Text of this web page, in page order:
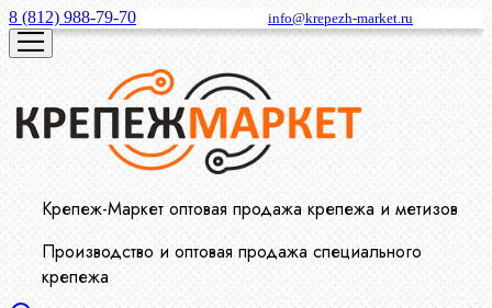
8 (812) 988-79-70 info@krepezh-market.ru
Крепеж-Маркет оптовая продажа крепежа и метизов
Производство и оптовая продажа специального
крепежа